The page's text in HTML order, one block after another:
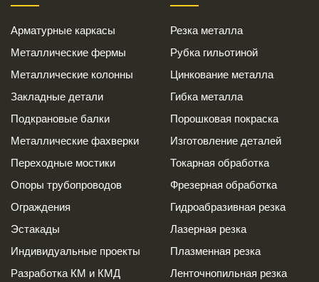
Арматурные каркасы
Металлические фермы
Металлические колонны
Закладные детали
Подкрановые балки
Металлические фахверки
Переходные мостики
Опоры трубопроводов
Ограждения
Эстакады
Индивидуальные проекты
Разработка КМ и КМД
Резка металла
Рубка гильотиной
Цинкование металла
Гибка металла
Порошковая покраска
Изготовление деталей
Токарная обработка
Фрезерная обработка
Гидроабразивная резка
Лазерная резка
Плазменная резка
Ленточнопильная резка